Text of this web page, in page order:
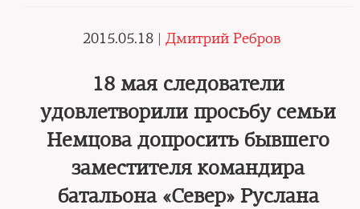
2015.05.18 | Дмитрий Ребров
18 мая следователи
удовлетворили просьбу семьи
Немцова допросить бывшего
заместителя командира
батальона «Север» Руслана